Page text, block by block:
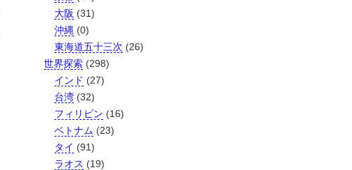
大阪 (31)
沖縄 (0)
東海道五十三次 (26)
世界探索 (298)
インド (27)
台湾 (32)
フィリピン (16)
ベトナム (23)
タイ (91)
ラオス (19)